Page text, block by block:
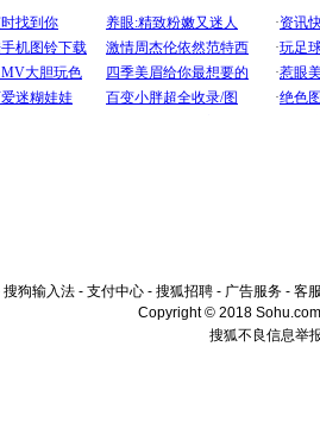
搜狗输入法 - 支付中心 - 搜狐招聘 - 广告服务 - 客
Copyright © 2018
搜狐不良信息举